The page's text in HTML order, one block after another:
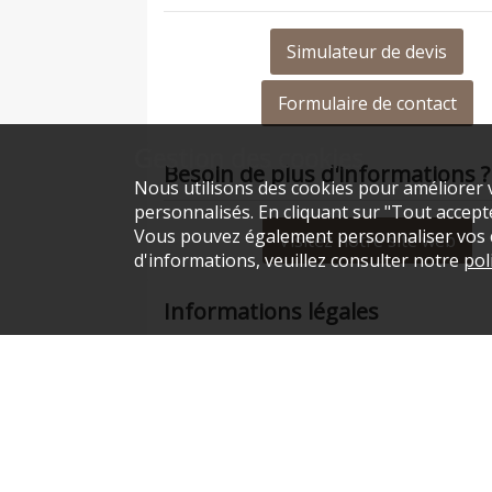
Gestion des cookies
Nous utilisons des cookies pour
personnalisés. En cliquant sur "Tout
Vous pouvez également personnaliser
d'informations, veuillez consulter notre
Simulateur de devis
Formulaire de contact
Besoin de plus d'informations ?
Visitez notre site web
Informations légales